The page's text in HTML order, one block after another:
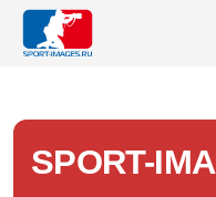
SPORT-